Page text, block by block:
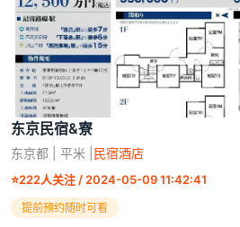
东京民宿&寮
东京都 | 平米 | 民宿酒店
⭐222人关注 / 2024-05-09 11:42:41
提前预约随时可看